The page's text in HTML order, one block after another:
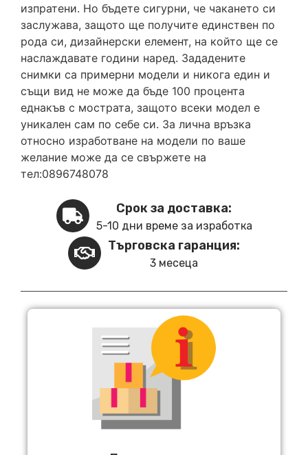
изпратени. Но бъдете сигурни, че чакането си
заслужава, защото ще получите единствен по
рода си, дизайнерски елемент, на който ще се
наслаждавате години наред. Зададените
снимки са примерни модели и никога един и
същи вид не може да бъде 100 процента
еднакъв с мострата, защото всеки модел е
уникален сам по себе си. За лична връзка
относно изработване на модели по ваше
желание може да се свържете на
тел:0896748078
Срок за доставка:
5-10 дни време за изработка
Търговска гаранция:
3 месеца